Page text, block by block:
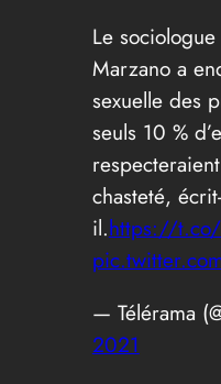
Le
Marzano a
sexuelle des
seuls 10 %
chasteté, écrit-
il.https://
— Télérama
2021